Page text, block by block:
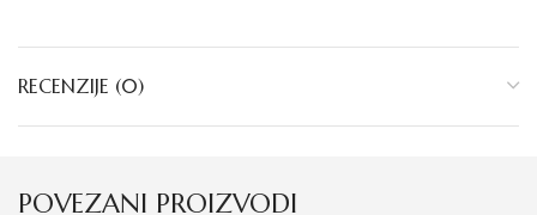
RECENZIJE (0)
POVEZANI PROIZVODI